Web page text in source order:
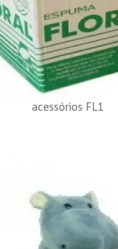
acessórios FL1